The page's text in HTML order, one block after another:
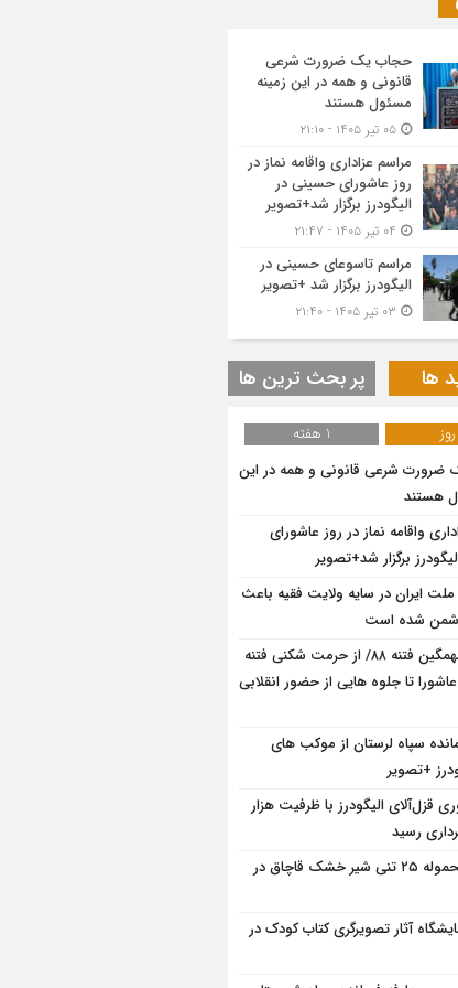
حجاب یک ضرورت شرعی
قانونی و همه در این زمینه
مسئول هستند
مراسم عزاداری واقامه نماز در
روز عاشورای حسینی در
الیگودرز برگزار شد+تصویر
مراسم تاسوعای حسینی در
الیگودرز برگزار شد +تصویر
ها پر بحث ترین ها
1 هفته
شرعی قانونی و همه در این
هستند
واقامه نماز در روز عاشورای
برگزار شد+تصویر
ایران در سایه ولایت فقیه باعث
شده است
طوفان سهمگین فتنه ۸۸/ از حرمت شکنی فتنه
تا جلوه هایی از حضور انقلابی
سپاه لرستان از موکب های
+تصویر
قزل‌آلای الیگودرز با ظرفیت هزار
رسید
توقیف محموله ۲۵ تنی شیر خشک قاچاق در
آثار تصویرگری کتاب کودک در